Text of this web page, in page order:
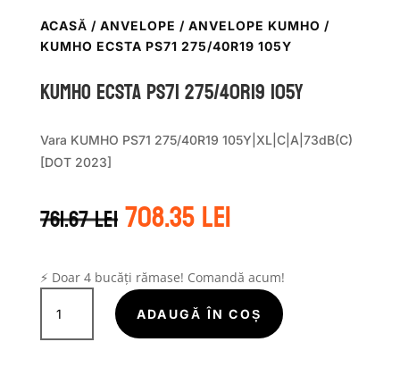
ACASĂ / ANVELOPE / ANVELOPE KUMHO /
KUMHO ECSTA PS71 275/40R19 105Y
Kumho ECSTA PS71 275/40R19 105Y
Vara KUMHO PS71 275/40R19 105Y|XL|C|A|73dB(C)
[DOT 2023]
761.67leiPrețul
inițial
fost:
761.67 lei.
708.35leiPrețul
curent
708.35 lei.
⚡ Doar 4 bucăți rămase! Comandă acum!
Cantitate
Kumho
ECSTA
ADAUGĂ ÎN COȘ